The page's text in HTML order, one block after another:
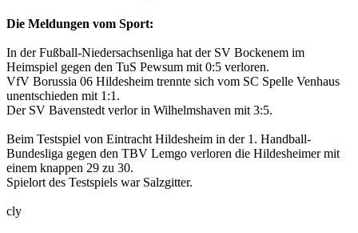
Die Meldungen vom Sport:
In der Fußball-Niedersachsenliga hat der SV Bockenem im
Heimspiel gegen den TuS Pewsum mit 0:5 verloren.
VfV Borussia 06 Hildesheim trennte sich vom SC Spelle Venhaus
unentschieden mit 1:1.
Der SV Bavenstedt verlor in Wilhelmshaven mit 3:5.
Beim Testspiel von Eintracht Hildesheim in der 1. Handball-
Bundesliga gegen den TBV Lemgo verloren die Hildesheimer mit
einem knappen 29 zu 30.
Spielort des Testspiels war Salzgitter.
cly